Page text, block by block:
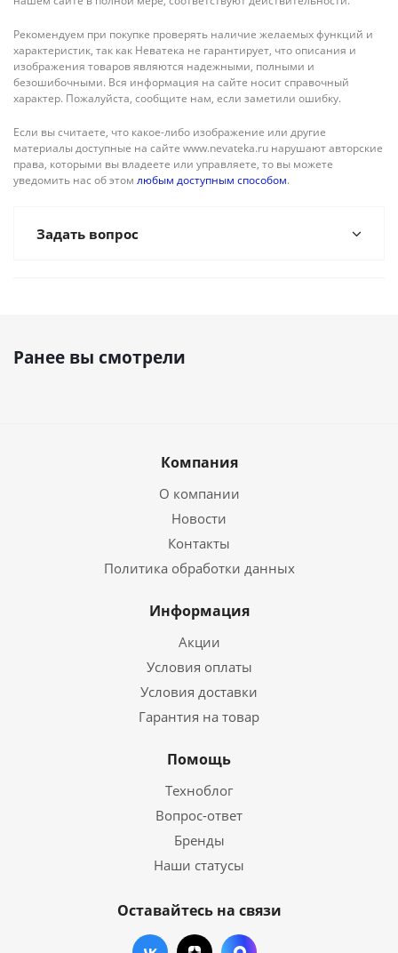
Рекомендуем при покупке проверять наличие желаемых функций и
характеристик, так как Неватека не гарантирует, что описания и
изображения товаров являются надежными, полными и
безошибочными. Вся информация на сайте носит справочный
характер. Пожалуйста, сообщите нам, если заметили ошибку.
Если вы считаете, что какое-либо изображение или другие
материалы доступные на сайте www.nevateka.ru нарушают авторские
права, которыми вы владеете или управляете, то вы можете
уведомить нас об этом любым доступным способом.
Задать вопрос
Ранее вы смотрели
Компания
О компании
Новости
Контакты
Политика обработки данных
Информация
Акции
Условия оплаты
Условия доставки
Гарантия на товар
Помощь
Техноблог
Вопрос-ответ
Бренды
Наши статусы
Оставайтесь на связи